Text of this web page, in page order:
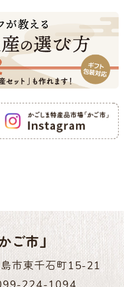
ご市」
市東千石町15-21